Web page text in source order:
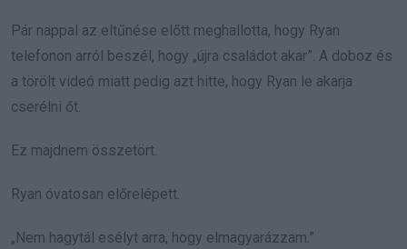
Pár nappal az eltűnése előtt meghallotta, hogy Ryan
telefonon arról beszél, hogy „újra családot akar”. A doboz és
a törölt videó miatt pedig azt hitte, hogy Ryan le akarja
cserélni őt.
Ez majdnem összetört.
Ryan óvatosan előrelépett.
„Nem hagytál esélyt arra, hogy elmagyarázzam.”